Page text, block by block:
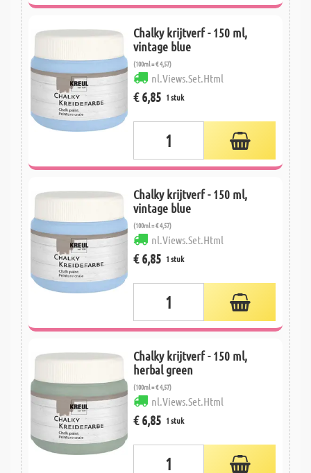
Chalky krijtverf - 150 ml,
vintage blue
(100ml = € 4,57)
nl.Views.Set.Html
€ 6,85 1 stuk
Chalky krijtverf - 150 ml,
vintage blue
(100ml = € 4,57)
nl.Views.Set.Html
€ 6,85 1 stuk
Chalky krijtverf - 150 ml,
herbal green
(100ml = € 4,57)
nl.Views.Set.Html
€ 6,85 1 stuk